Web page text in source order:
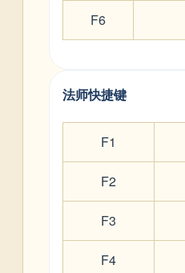
F6
法师快捷键
F1
F2
F3
F4